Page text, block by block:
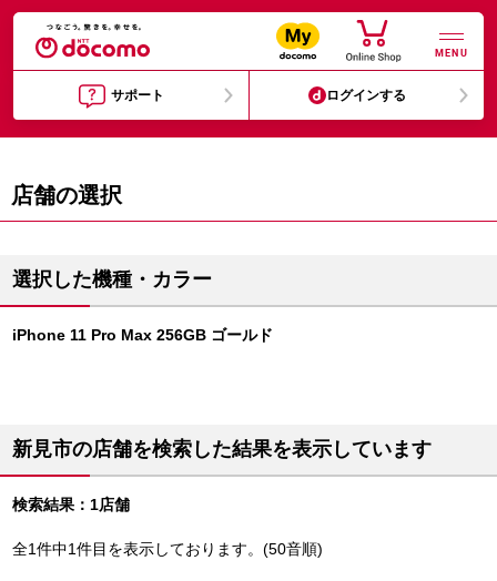
MENU
サポート ログインする
店舗の選択
選択した機種・カラー
iPhone 11 Pro Max 256GB ゴールド
新見市の店舗を検索した結果を表示しています
検索結果：1店舗
全1件中1件目を表示しております。(50音順)